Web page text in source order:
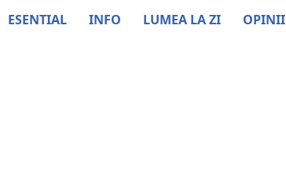
ESENTIAL INFO LUMEA LA ZI OPINII